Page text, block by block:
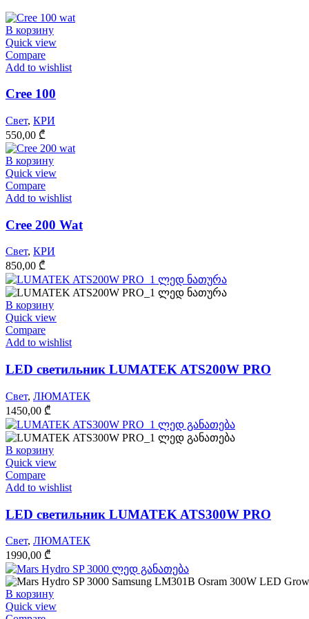
В корзину
Quick view
Compare
Add to wishlist
Cree 100
Свет, КРИ
550,00 ₾
В корзину
Quick view
Compare
Add to wishlist
Cree 200 Wat
Свет, КРИ
850,00 ₾
В корзину
Quick view
Compare
Add to wishlist
LED светильник LUMATEK ATS200W PRO
Свет, ЛЮМАТЕК
1450,00 ₾
В корзину
Quick view
Compare
Add to wishlist
LED светильник LUMATEK ATS300W PRO
Свет, ЛЮМАТЕК
1990,00 ₾
В корзину
Quick view